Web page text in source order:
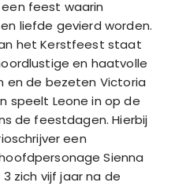
feest waarin
liefde gevierd worden.
het Kerstfeest staat
en haatvolle
en de bezeten Victoria
speelt Leone in op de
de feestdagen. Hierbij
een
Sienna
zich vijf jaar na de